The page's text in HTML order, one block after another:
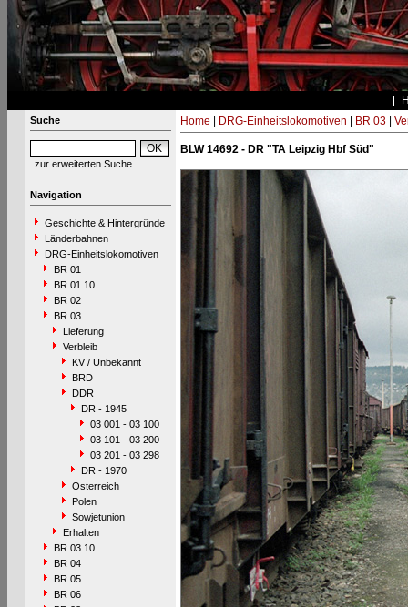
Suche
zur erweiterten Suche
Navigation
Geschichte & Hintergründe
Länderbahnen
DRG-Einheitslokomotiven
BR 01
BR 01.10
BR 02
BR 03
Lieferung
Verbleib
KV / Unbekannt
BRD
DDR
DR - 1945
03 001 - 03 100
03 101 - 03 200
03 201 - 03 298
DR - 1970
Österreich
Polen
Sowjetunion
Erhalten
BR 03.10
BR 04
BR 05
BR 06
Home DRG-Einheitslokomotiven BR 03|
BLW 14692 - DR "TA Leipzig Hbf Süd"